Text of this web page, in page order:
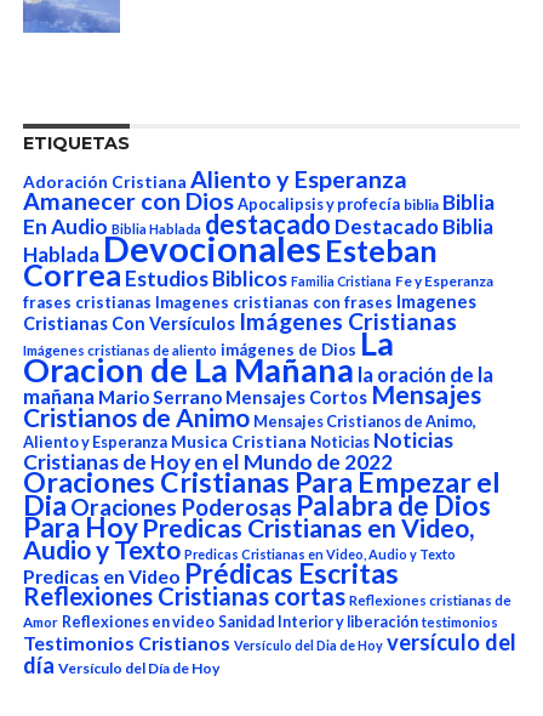
ETIQUETAS
Adoración Cristiana Aliento y Esperanza
Amanecer con Dios Apocalipsis y profecía biblia Biblia
En Audio Biblia Hablada destacado Destacado Biblia
HabladaDevocionalesEsteban
Correa Estudios Biblicos Familia Cristiana Fe y Esperanza
frases cristianas Imagenes cristianas con frases Imagenes
Cristianas Con Versículos Imágenes Cristianas
Imágenes cristianas de aliento imágenes de Dios La
Oracion de La Mañana la oración de la
mañana Mario Serrano Mensajes Cortos Mensajes
Cristianos de Animo Mensajes Cristianos de Animo,
Aliento y Esperanza Musica Cristiana Noticias Noticias
Cristianas de Hoy en el Mundo de 2022
Oraciones Cristianas Para Empezar el
DiaOraciones Poderosas Palabra de Dios
Para Hoy Predicas Cristianas en Video,
Audio y Texto Predicas Cristianas en Video, Audio y Texto
Predicas en Video Prédicas Escritas
Reflexiones Cristianas cortas Reflexiones cristianas de
Amor Reflexiones en video Sanidad Interior y liberación testimonios
Testimonios Cristianos Versículo del Dia de Hoy versículo del
día Versículo del Día de Hoy